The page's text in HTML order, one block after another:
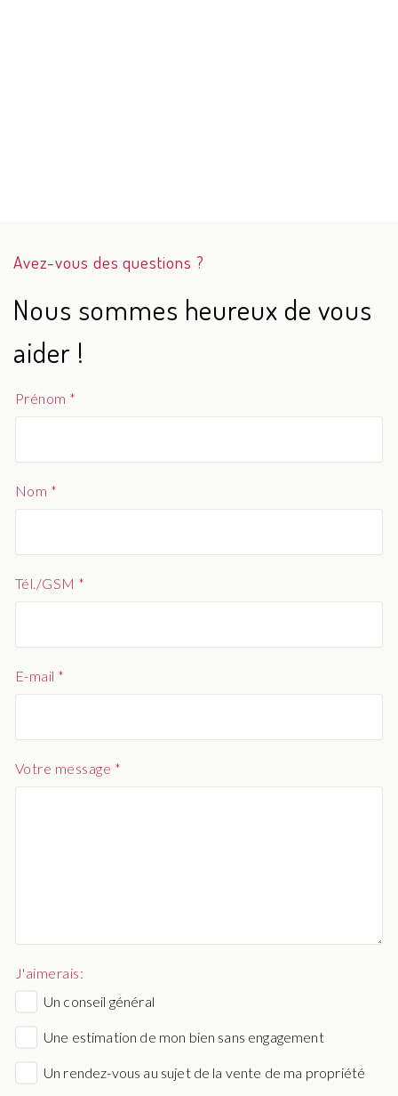
Avez-vous des questions ?
Nous sommes heureux de vous
aider !
Prénom *
Nom *
Tél./GSM *
E-mail *
Votre message *
J'aimerais:
Un conseil général
Une estimation de mon bien sans engagement
Un rendez-vous au sujet de la vente de ma propriété